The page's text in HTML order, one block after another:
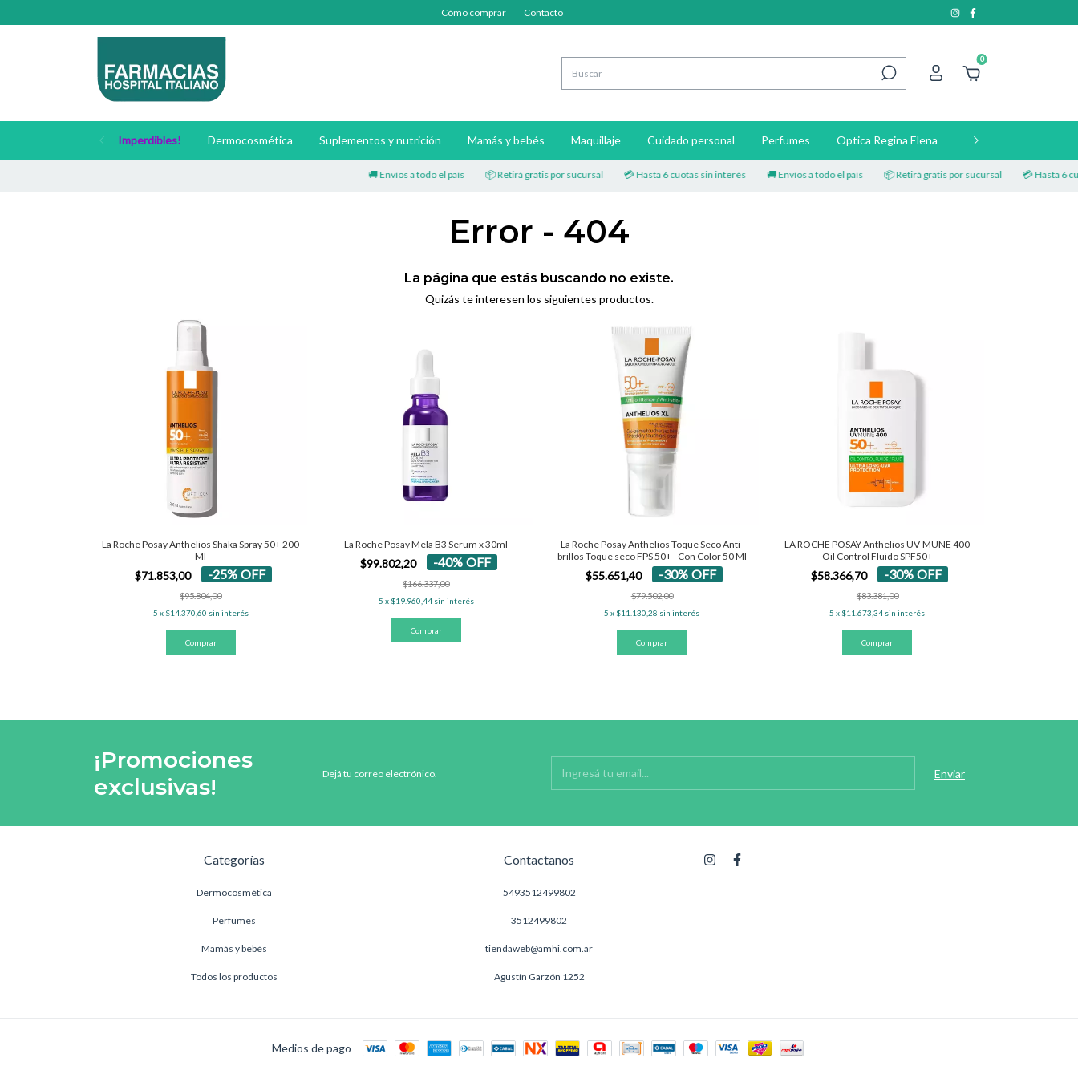
Cómo comprar Contacto
0
Imperdibles! Dermocosmética Suplementos y nutrición Mamás y bebés Maquillaje Cuidado personal Perfumes Optica Regina Elena Contacto
🚚 Envíos a todo el país 📦 Retirá gratis por sucursal 💳 Hasta 6 cuotas sin interés 🚚 Envíos a todo el país 📦 Retirá gratis por sucursal 💳 Hasta 6 cuotas sin
Error - 404
La página que estás buscando no existe.
Quizás te interesen los siguientes productos.
La Roche Posay Anthelios Shaka Spray 50+ 200
Ml
$71.853,00 -25% OFF
$95.804,00
5 x $14.370,60 sin interés
La Roche Posay Mela B3 Serum x 30ml
$99.802,20 -40% OFF
$166.337,00
5 x $19.960,44 sin interés
La Roche Posay Anthelios Toque Seco Anti-
brillos Toque seco FPS 50+ - Con Color 50 Ml
$55.651,40 -30%OFF
$79.502,00
5 x $11.130,28 sin interés
LA ROCHE POSAY Anthelios UV-MUNE 400
Oil Control Fluido SPF50+
$58.366,70 -30%OFF
$83.381,00
5 x $11.673,34 sin interés
¡Promociones
exclusivas!
Dejá tu correo electrónico.
Categorías
Dermocosmética
Perfumes
Mamás y bebés
Todos los productos
Contactanos
5493512499802
3512499802
tiendaweb@amhi.com.ar
Agustín Garzón 1252
Medios de pago